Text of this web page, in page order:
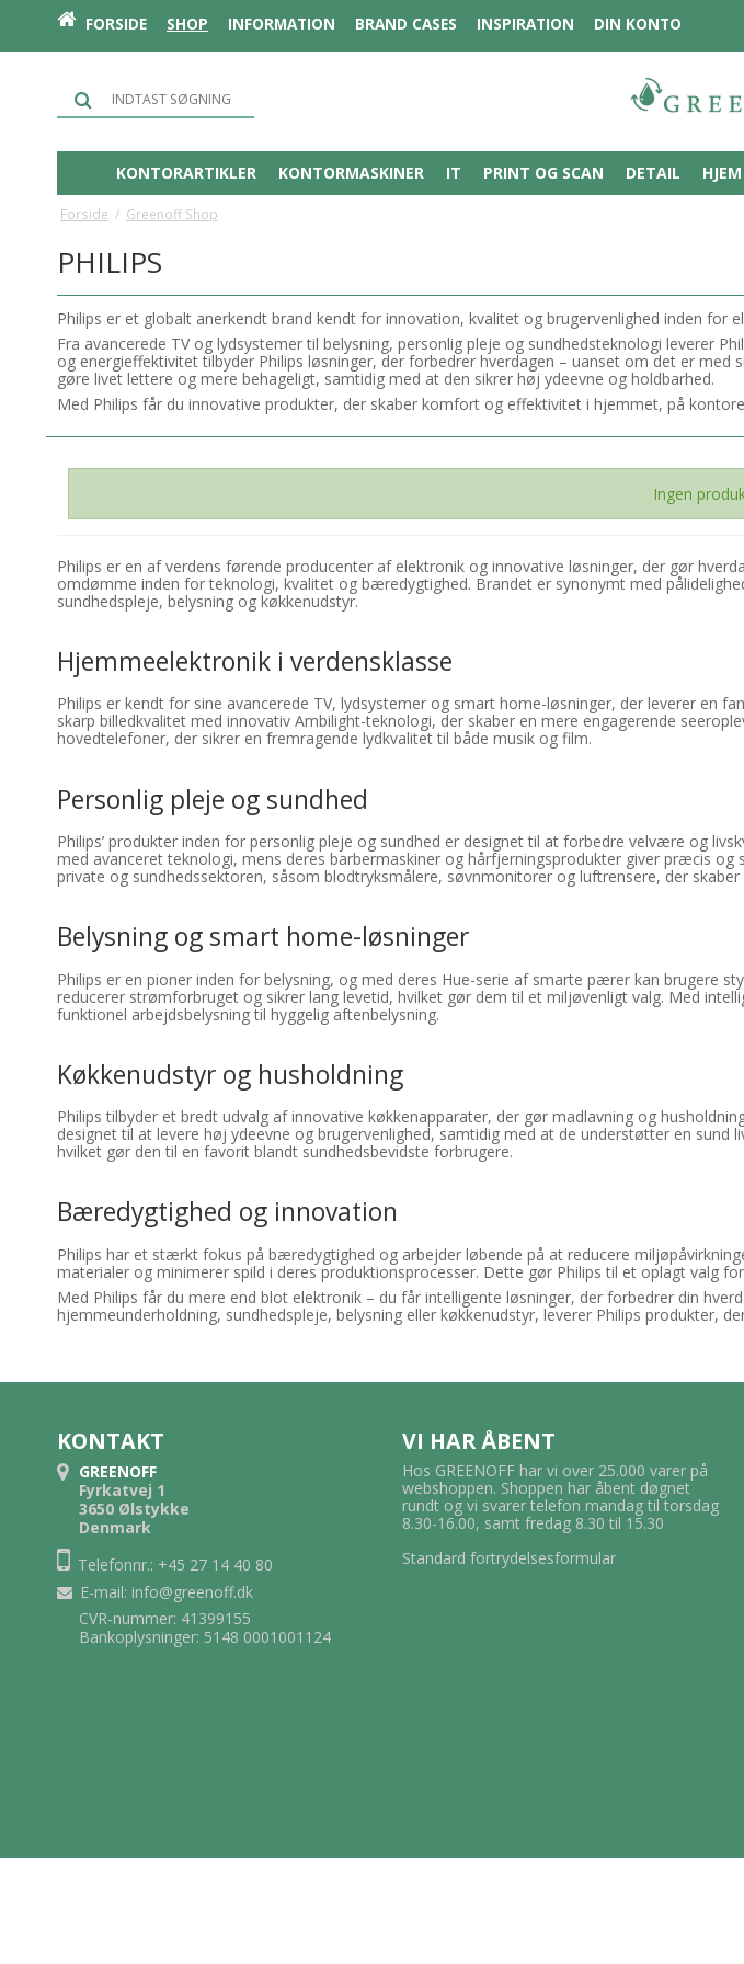
FORSIDE SHOP INFORMATION BRAND CASES INSPIRATION DIN KONTO
KONTORARTIKLER KONTORMASKINER IT PRINT OG SCAN DETAIL
Forside / Greenoff Shop
PHILIPS
Philips er et globalt anerkendt brand kendt for innovation, kvalitet og brugervenlighed inden for
Fra avancerede TV og lydsystemer til belysning, personlig pleje og sundhedsteknologi leverer
og energieffektivitet tilbyder Philips løsninger, der forbedrer hverdagen – uanset om det er
gøre livet lettere og mere behageligt, samtidig med at den sikrer høj ydeevne og holdbarhed.
Med Philips får du innovative produkter, der skaber komfort og effektivitet i hjemmet, på
Ingen
Philips er en af verdens førende producenter af elektronik og innovative løsninger, der gør
omdømme inden for teknologi, kvalitet og bæredygtighed. Brandet er synonymt med
sundhedspleje, belysning og køkkenudstyr.
Hjemmeelektronik i verdensklasse
Philips er kendt for sine avancerede TV, lydsystemer og smart home-løsninger, der leverer en
skarp billedkvalitet med innovativ Ambilight-teknologi, der skaber en mere engagerende
hovedtelefoner, der sikrer en fremragende lydkvalitet til både musik og film.
Personlig pleje og sundhed
Philips’ produkter inden for personlig pleje og sundhed er designet til at forbedre velvære og
med avanceret teknologi, mens deres barbermaskiner og hårfjerningsprodukter giver præcis
private og sundhedssektoren, såsom blodtryksmålere, søvnmonitorer og luftrensere, der skaber
Belysning og smart home-løsninger
Philips er en pioner inden for belysning, og med deres Hue-serie af smarte pærer kan brugere
reducerer strømforbruget og sikrer lang levetid, hvilket gør dem til et miljøvenligt valg. Med
funktionel arbejdsbelysning til hyggelig aftenbelysning.
Køkkenudstyr og husholdning
Philips tilbyder et bredt udvalg af innovative køkkenapparater, der gør madlavning og
designet til at levere høj ydeevne og brugervenlighed, samtidig med at de understøtter en
hvilket gør den til en favorit blandt sundhedsbevidste forbrugere.
Bæredygtighed og innovation
Philips har et stærkt fokus på bæredygtighed og arbejder løbende på at reducere
materialer og minimerer spild i deres produktionsprocesser. Dette gør Philips til et oplagt valg
Med Philips får du mere end blot elektronik – du får intelligente løsninger, der forbedrer din
hjemmeunderholdning, sundhedspleje, belysning eller køkkenudstyr, leverer Philips produkter,
KONTAKT
GREENOFF
Fyrkatvej 1
3650 Ølstykke
Denmark
Telefonnr.: +45 27 14 40 80
E-mail: info@greenoff.dk
CVR-nummer: 41399155
Bankoplysninger: 5148 0001001124
VI HAR ÅBENT
Hos GREENOFF har vi over 25.000 varer på
webshoppen. Shoppen har åbent døgnet
rundt og vi svarer telefon mandag til torsdag
8.30-16.00, samt fredag 8.30 til 15.30
Standard fortrydelsesformular